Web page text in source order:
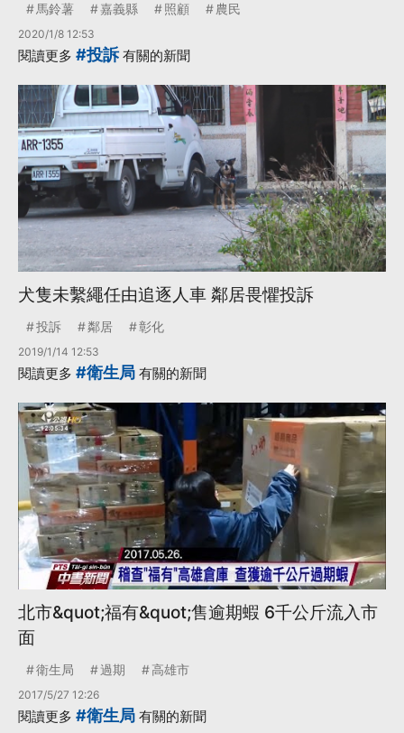
馬鈴薯 嘉義縣 照顧 農民
2020/1/8 12:53
閱讀更多 #投訴有關的新聞
犬隻未繫繩任由追逐人車 鄰居畏懼投訴
投訴 鄰居 彰化
2019/1/14 12:53
閱讀更多 #衛生局 有關的新聞
北市&quot;福有&quot;售逾期蝦 6千公斤流入市
面
衛生局 過期 高雄市
2017/5/27 12:26
閱讀更多 #衛生局 有關的新聞